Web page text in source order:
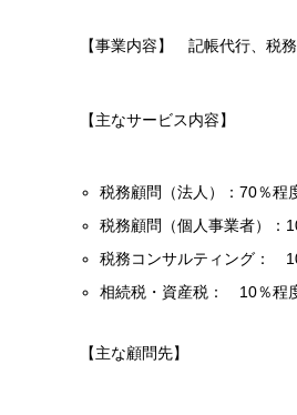
【事業内容】 記帳代行、税
【主なサービス内容】
税務顧問（法人）：70％程
税務顧問（個人事業者）：
税務コンサルティング：
相続税・資産税： 10％程
【主な顧問先】